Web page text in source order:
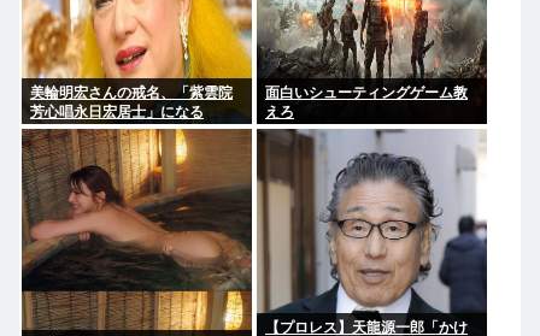
美輪明宏さんの戒名、「紫雲院
芳心唱永日宏居士」になる
面白いシューティングゲーム教
えろ
【プロレス】天龍源一郎「かけ